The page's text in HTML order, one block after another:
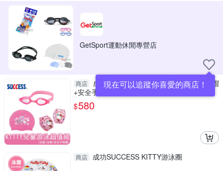
GetSport運動休閒專營店
現在可以追蹤你喜愛的商店！
商店
成功 KITTY兒童游泳超值組(泳鏡+泳帽
+安全手臂圈)A661+A642+A671B正版授權
$580
商店 成功SUCCESS KITTY游泳圈